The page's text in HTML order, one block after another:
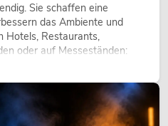
Sie schaffen eine
das Ambiente und
Hotels, Restaurants,
oder auf Messeständen:
heute längst zum